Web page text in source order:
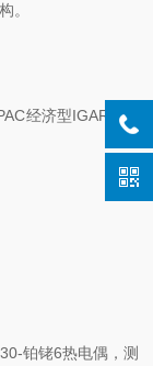
。
经济型IGAR 3系
铂铑6热电偶，测